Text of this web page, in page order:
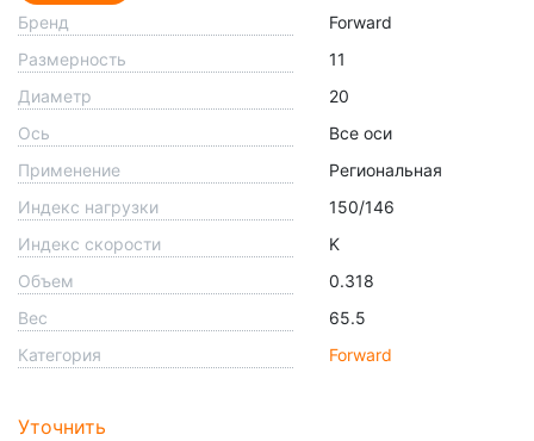
Бренд
Forward
Размерность
11
Диаметр
20
Ось
Все оси
Применение
Региональная
Индекс нагрузки
150/146
Индекс скорости
K
Объем
0.318
Вес
65.5
Категория
Forward
Уточнить